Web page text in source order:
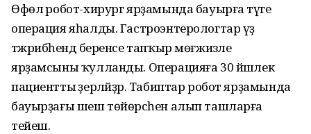
Өфөлә робот-хирург ярҙамында бауырға тәүге
операция яһалды. Гастроэнтерологтар үҙ
тәжрибәһендә беренсе тапҡыр мөғжизәле
ярҙамсыны ҡулланды. Операцияға 30 йәшлек
пациентты әҙерләйҙәр. Табиптар робот ярҙамында
бауырҙағы шеш төйөрсәһен алып ташларға
тейеш.